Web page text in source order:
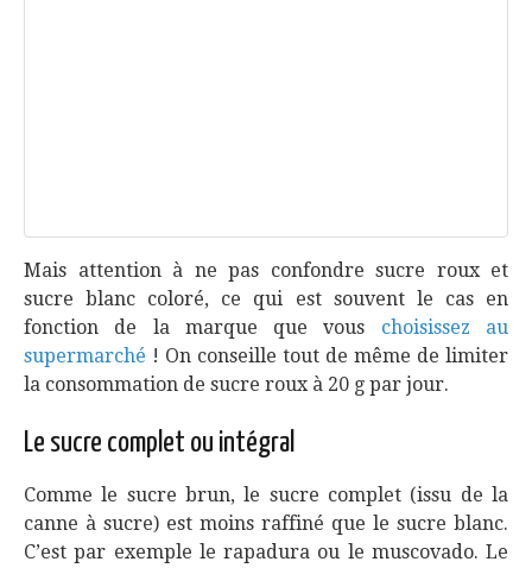
Mais attention à ne pas confondre sucre roux et
sucre blanc coloré, ce qui est souvent le cas en
fonction de la marque que vous choisissez au
supermarché ! On conseille tout de même de limiter
la consommation de sucre roux à 20 g par jour.
Le sucre complet ou intégral
Comme le sucre brun, le sucre complet (issu de la
canne à sucre) est moins raffiné que le sucre blanc.
C’est par exemple le rapadura ou le muscovado. Le